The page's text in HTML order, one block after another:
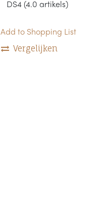
Add to Shopping List
Vergelijken